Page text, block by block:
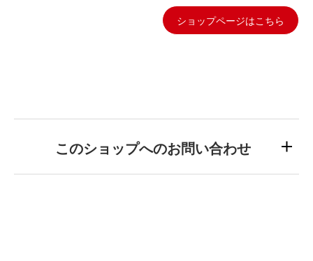
ショップページはこちら
このショップへのお問い合わせ